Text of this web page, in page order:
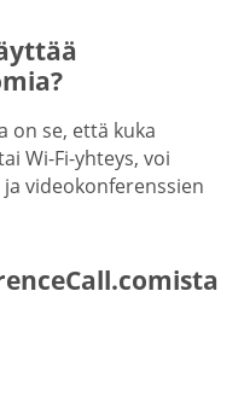
on se, että kuka
Wi-Fi-yhteys, voi
videokonferenssien